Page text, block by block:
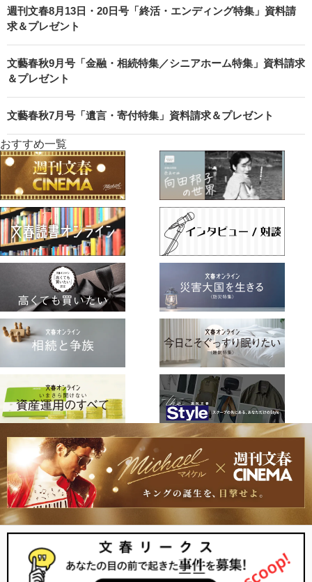
週刊文春8月13日・20日号「終活・エンディング特集」資料請
求＆プレゼント
文藝春秋9月号「金融・相続特集／シニアホーム特集」資料請求
＆プレゼント
文藝春秋7月号「遺言・寄付特集」資料請求＆プレゼント
おすすめ一覧